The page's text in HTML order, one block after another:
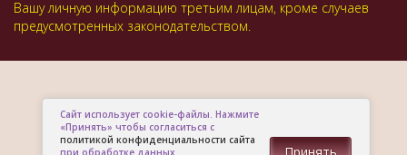
Вашу личную информацию третьим лицам, кроме случаев
предусмотренных законодательством.
Сайт использует cookie-файлы. Нажмите
«Принять» чтобы согласиться с
политикой конфиденциальности сайта
при обработке данных.